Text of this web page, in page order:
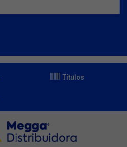
Títulos